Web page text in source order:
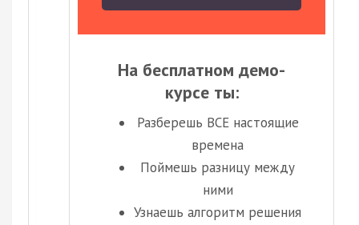
На бесплатном демо-
курсе ты:
Разберешь ВСЕ настоящие
времена
Поймешь разницу между
ними
Узнаешь алгоритм решения